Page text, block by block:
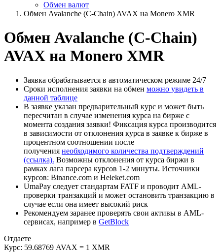
Обмен валют
Обмен Avalanche (C-Chain) AVAX на Monero XMR
Обмен Avalanche (C-Chain)
AVAX на Monero XMR
Заявка обрабатывается в автоматическом режиме 24/7
Сроки исполнения заявки на обмен можно увидеть в
данной таблице
В заявке указан предварительный курс и может быть
пересчитан в случае изменения курса на бирже с
момента создания заявки! Фиксация курса производится
в зависимости от отклонения курса в заявке к бирже в
процентном соотношении после
получения необходимого количества подтверждений
(ссылка). Возможны отклонения от курса биржи в
рамках лага парсера курсов 1-2 минуты. Источники
курсов: Binance.com и Heleket.com
UmaPay следует стандартам FATF и проводит AML-
проверки транзакций и может остановить транзакцию в
случае если она имеет высокий риск
Рекомендуем заранее проверять свои активы в AML-
сервисах, например в GetBlock
Отдаете
Курс: 59.68769 AVAX = 1 XMR